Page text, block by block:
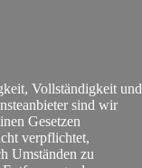
Vollständigkeit und
sind wir
Gesetzen
verpflichtet,
Umständen zu